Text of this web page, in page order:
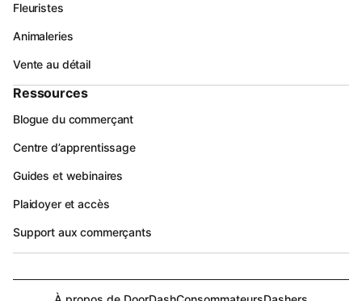
Fleuristes
Animaleries
Vente au détail
Ressources
Blogue du commerçant
Centre d’apprentissage
Guides et webinaires
Plaidoyer et accès
Support aux commerçants